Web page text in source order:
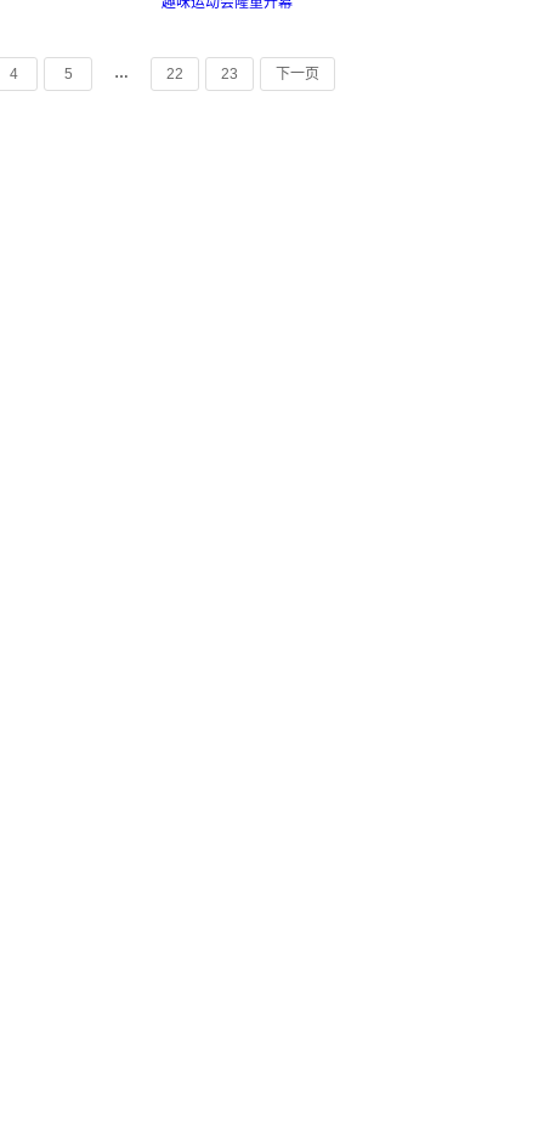
4 5 … 22 23 下一页